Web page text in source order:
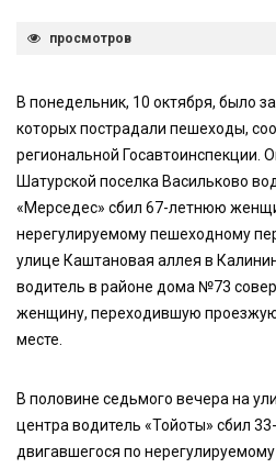
просмотров
В понедельник, 10 октября, было
которых пострадали пешеходы,
региональной Госавтоинспекции.
Шатурской поселка Васильково
«Мерседес» сбил 67-летнюю
нерегулируемому пешеходному
улице Каштановая аллея в
водитель в районе дома №73
женщину, переходившую
месте.
В половине седьмого вечера на
центра водитель «Тойоты» сбил
двигавшегося по нерегулируемому